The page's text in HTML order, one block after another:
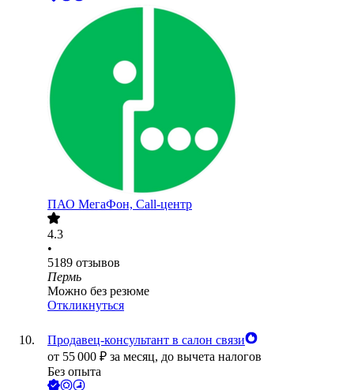
ПАО МегаФон, Call-центр
4.3
•
5189 отзывов
Пермь
Можно без резюме
Откликнуться
Продавец-консультант в салон связи
от 55 000 ₽ за месяц, до вычета налогов
Без опыта